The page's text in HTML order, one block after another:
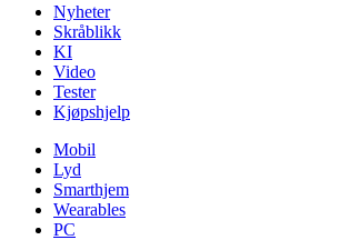
Nyheter
Skråblikk
KI
Video
Tester
Kjøpshjelp
Mobil
Lyd
Smarthjem
Wearables
PC